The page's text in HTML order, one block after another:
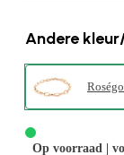
Andere
Op voorraad |